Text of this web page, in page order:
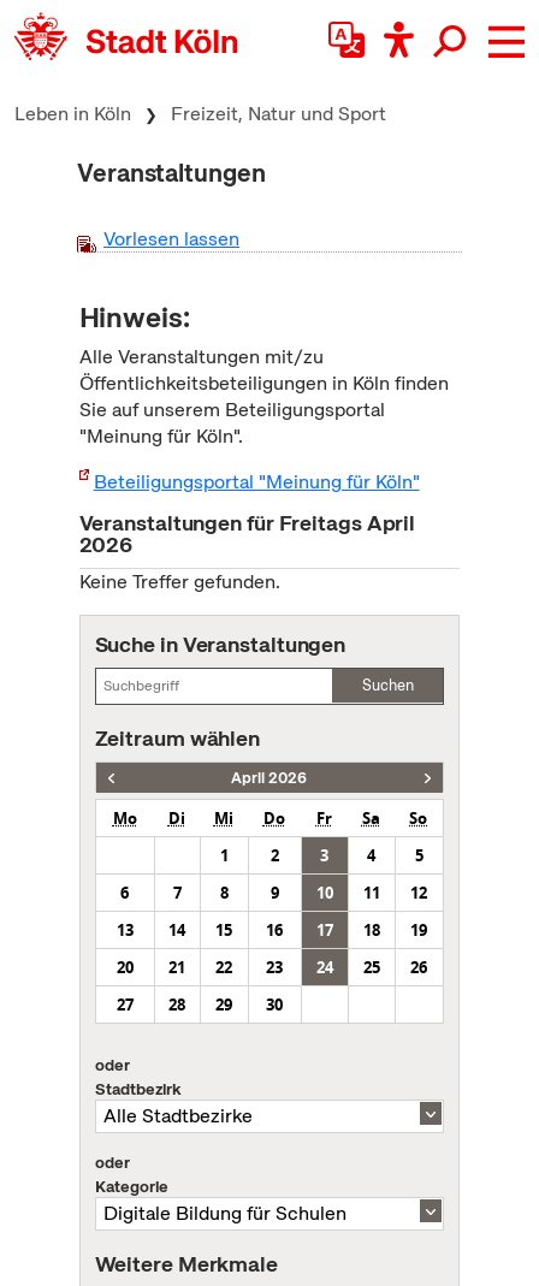
zum Inhalt springen
Leben in Köln Freizeit, Natur und Sport
Veranstaltungen
Vorlesen lassen
Hinweis:
Alle Veranstaltungen mit/zu
Öffentlichkeitsbeteiligungen in Köln finden
Sie auf unserem Beteiligungsportal
"Meinung für Köln".
Beteiligungsportal "Meinung für Köln"
Veranstaltungen für Freitags April
2026
Keine Treffer gefunden.
Suche in Veranstaltungen
Suchen
Zeitraum wählen
April 2026
Mo Di Mi Do Fr Sa
So
1
2 3 4
5
6
7 8 9 10 11
12
13
14 15 16 17 18
19
20
21 22 23 24 25
26
27
28 29 30
oder
Stadtbezirk
oder
Kategorie
Weitere Merkmale